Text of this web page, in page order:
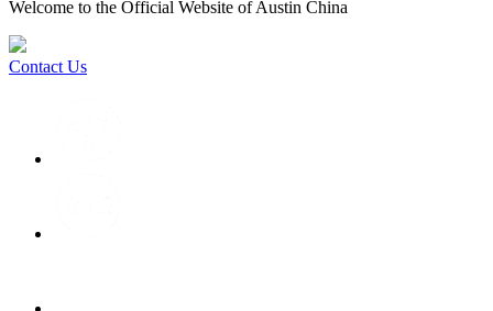
Welcome to the Official Website of Austin China
Contact Us